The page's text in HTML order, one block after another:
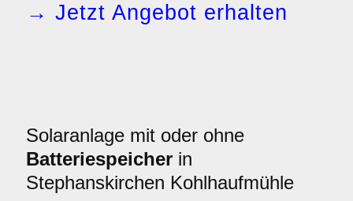
→ Jetzt Angebot erhalten
Solaranlage mit oder ohne
Batteriespeicher in
Stephanskirchen Kohlhaufmühle